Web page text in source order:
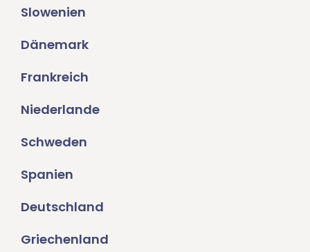
Slowenien
Dänemark
Frankreich
Niederlande
Schweden
Spanien
Deutschland
Griechenland